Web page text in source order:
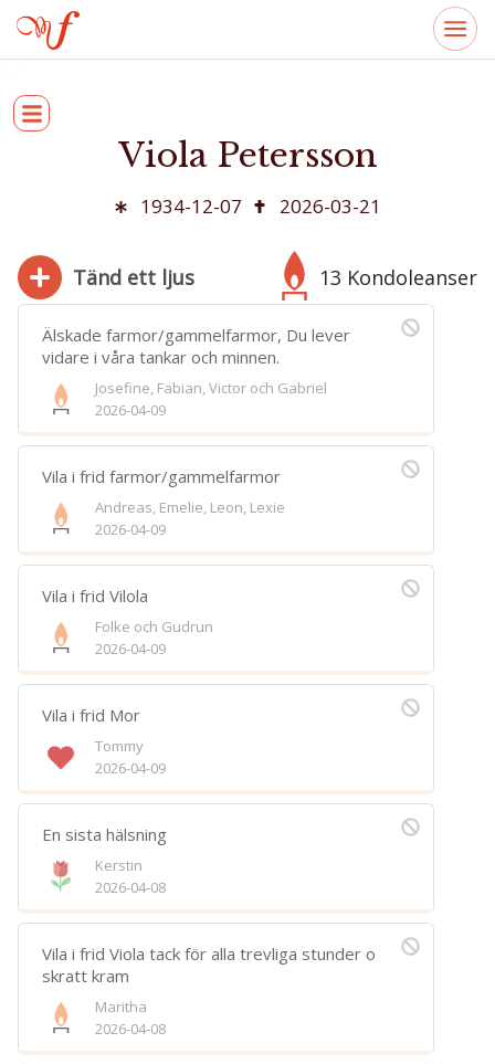
Viola Petersson
1934-12-07 2026-03-21
Tänd ett ljus 13 Kondoleanser
Jag har läst och accepterar villkoren
Spara
Välj bakgrund Symbol
Älskade farmor/gammelfarmor, Du lever
vidare i våra tankar och minnen.
Josefine, Fabian, Victor och Gabriel
2026-04-09
Vila i frid farmor/gammelfarmor
Andreas, Emelie, Leon, Lexie
2026-04-09
Vila i frid Vilola
Folke och Gudrun
2026-04-09
Vila i frid Mor
Tommy
2026-04-09
En sista hälsning
Kerstin
2026-04-08
Vila i frid Viola tack för alla trevliga stunder o
skratt kram
Maritha
2026-04-08